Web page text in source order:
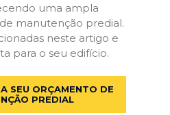
uma ampla
manutenção predial.
neste artigo e
para o seu edifício.
SEU ORÇAMENTO DE
PREDIAL